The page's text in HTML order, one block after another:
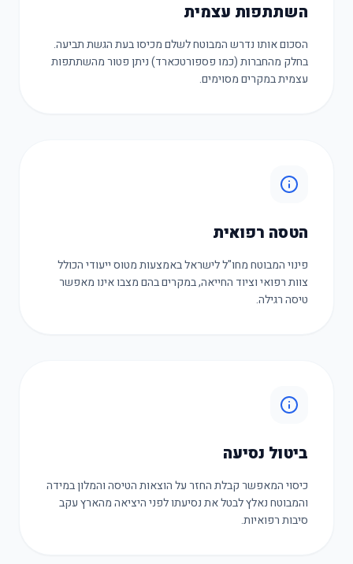
השתתפות עצמית
הסכום אותו נדרש המבוטח לשלם מכיסו בעת הגשת תביעה.
בחלק מהחברות (כמו פספורטכארד) ניתן פטור מהשתתפות
עצמית במקרים מסוימים.
הטסה רפואית
פינוי המבוטח מחו"ל לישראל באמצעות מטוס ייעודי הכולל
צוות רפואי וציוד החייאה, במקרים בהם מצבו אינו מאפשר
טיסה רגילה.
ביטול נסיעה
כיסוי המאפשר קבלת החזר על הוצאות הטיסה והמלון במידה
והמבוטח נאלץ לבטל את נסיעתו לפני היציאה מהארץ עקב
סיבות רפואיות.